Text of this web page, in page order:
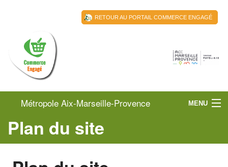
RETOUR AU PORTAIL COMMERCE ENGAGÉ
Métropole Aix-Marseille-Provence
Territoire du Pays d'Aix
MENU
Plan du site